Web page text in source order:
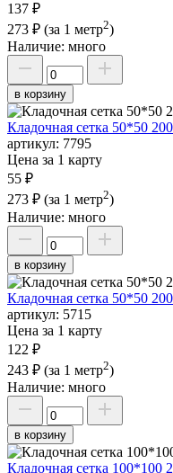
137 ₽
273 ₽ (за 1 метр2)
Наличие: много
в корзину
Кладочная сетка 50*50
артикул: 7795
Цена за 1 карту
55 ₽
273 ₽ (за 1 метр2)
Наличие: много
в корзину
Кладочная сетка 50*50
артикул: 5715
Цена за 1 карту
122 ₽
243 ₽ (за 1 метр2)
Наличие: много
в корзину
Кладочная сетка 100*100